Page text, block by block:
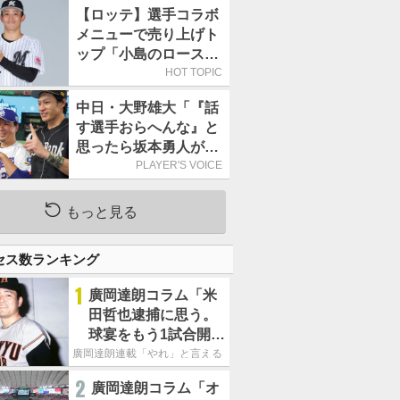
【ロッテ】選手コラボ
メニューで売り上げト
ップ「小島のロースト
ビーフ丼」が4年連続
HOT TOPIC
中日・大野雄大「『話
す選手おらへんな』と
思ったら坂本勇人が来
た！」／オールスター
PLAYER'S VOICE
もっと見る
ス数ランキング
1 廣岡達朗コラム「米
田哲也逮捕に思う。
球宴をもう1試合開催
でOB救済を」
廣岡達朗連載「やれ」と言える信念
2 廣岡達朗コラム「オ